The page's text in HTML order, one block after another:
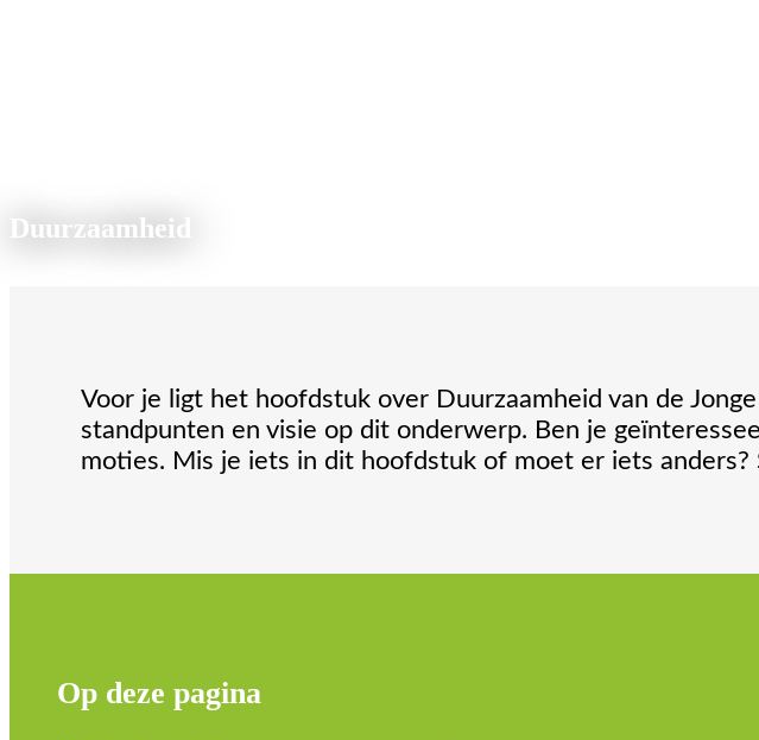
Duurzaamheid
Voor je ligt het hoofdstuk over Duurzaamheid van de
standpunten en visie op dit onderwerp. Ben je
moties. Mis je iets in dit hoofdstuk of moet er iets
Op deze pagina